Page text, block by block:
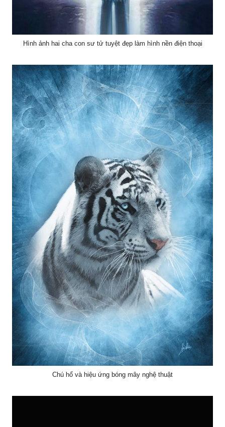
Hình ảnh hai cha con sư tử tuyệt đẹp làm hình nền điện thoại
Chú hổ và hiệu ứng bóng mây nghệ thuật